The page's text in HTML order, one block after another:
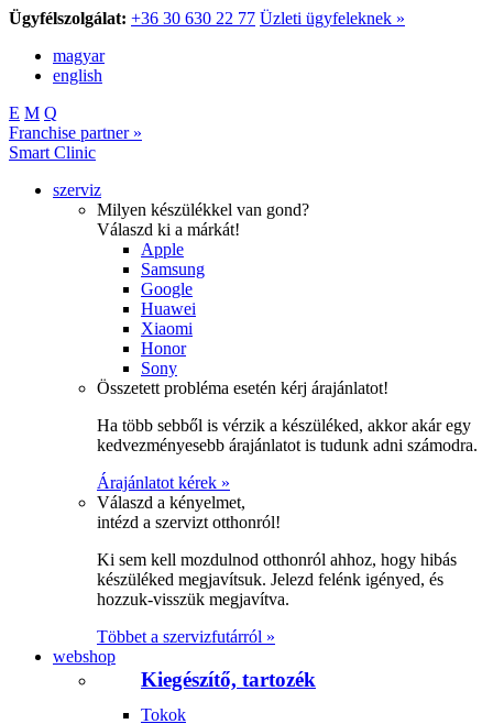
Ügyfélszolgálat: +36 30 630 22 77 Üzleti ügyfeleknek »
magyar
english
E M Q
Franchise partner »
Smart Clinic
szerviz
Milyen készülékkel van gond?
Válaszd ki a márkát!
Apple
Samsung
Google
Huawei
Xiaomi
Honor
Sony
Összetett probléma esetén kérj árajánlatot!
Ha több sebből is vérzik a készüléked, akkor akár egy
kedvezményesebb árajánlatot is tudunk adni számodra.
Árajánlatot kérek »
Válaszd a kényelmet,
intézd a szervizt otthonról!
Ki sem kell mozdulnod otthonról ahhoz, hogy hibás
készüléked megjavítsuk. Jelezd felénk igényed, és
hozzuk-visszük megjavítva.
Többet a szervizfutárról »
webshop
Kiegészítő, tartozék
Tokok